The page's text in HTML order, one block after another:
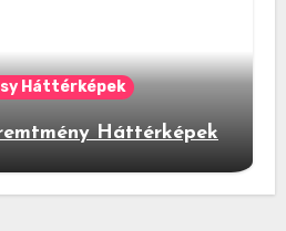
Háttérképek
Háttérképek